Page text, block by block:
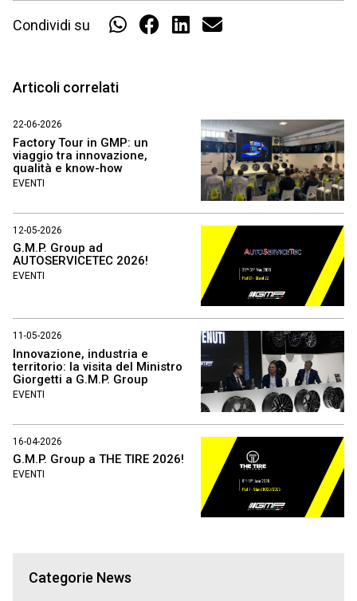
Categorie News
Condividi su
Articoli correlati
22-06-2026
Factory Tour in GMP: un
viaggio tra innovazione,
qualità e know-how
EVENTI
12-05-2026
G.M.P. Group ad
AUTOSERVICETEC 2026!
EVENTI
11-05-2026
Innovazione, industria e
territorio: la visita del Ministro
Giorgetti a G.M.P. Group
EVENTI
16-04-2026
G.M.P. Group a THE TIRE 2026!
EVENTI